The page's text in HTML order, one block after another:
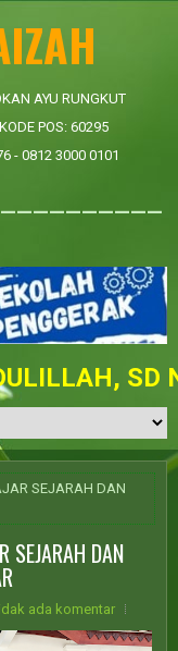
AYU RUNGKUT
POS: 60295
- 0812 3000 0101
SD
SEJARAH DAN
SEJARAH DAN
ada komentar